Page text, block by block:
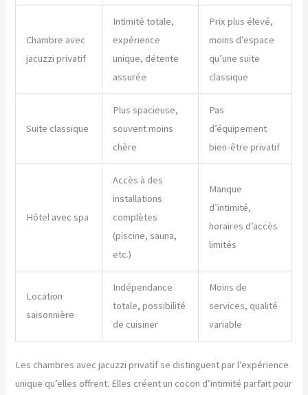
Chambre avec
jacuzzi privatif
Intimité totale,
expérience
unique, détente
assurée
Prix plus élevé,
moins d’espace
qu’une suite
classique
Suite classique
Plus spacieuse,
souvent moins
chère
Pas
d’équipement
bien-être privatif
Hôtel avec spa
Accès à des
installations
complètes
(piscine, sauna,
etc.)
Manque
d’intimité,
horaires d’accès
limités
Location
saisonnière
Indépendance
totale, possibilité
de cuisiner
Moins de
services, qualité
variable
Les chambres avec jacuzzi privatif se distinguent par l’expérience
unique qu’elles offrent. Elles créent un cocon d’intimité parfait pour